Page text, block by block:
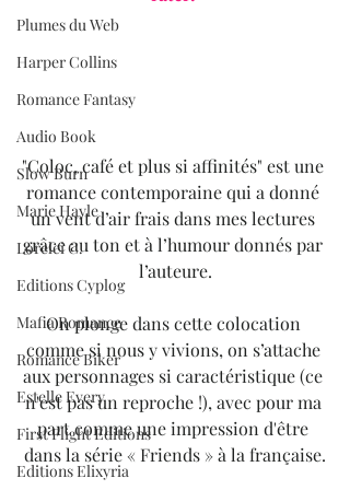
Plumes du Web
Harper Collins
Romance Fantasy
Audio Book
Slow Burn
Marie Hayle
Lorelei C.
Editions Cyplog
Mafia Romance
Romance Biker
Estelle Every
First Flight Editions
Editions Elixyria
"Coloc, café et plus si affinités" est une
romance contemporaine qui a donné
un vent d’air frais dans mes lectures
grâce au ton et à l’humour donnés par
l’auteure.
On plonge dans cette colocation
comme si nous y vivions, on s’attache
aux personnages si caractéristique (ce
n'est pas un reproche !), avec pour ma
part comme une impression d'être
dans la série « Friends » à la française.